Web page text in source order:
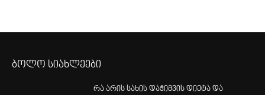
ბოლო სიახლეები
რა არის სახის დაჭიმვის დიეტა და